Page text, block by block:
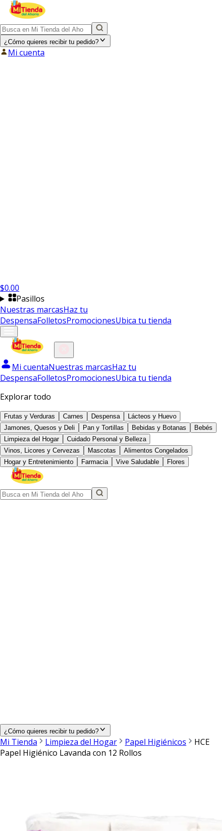
¿Cómo quieres recibir tu pedido?
Mi cuenta
$0.00
Pasillos
Nuestras marcasHaz tu
DespensaFolletosPromocionesUbica tu tienda
Mi cuentaNuestras marcasHaz tu
DespensaFolletosPromocionesUbica tu tienda
Explorar todo
Frutas y Verduras Carnes Despensa
Lácteos y Huevo
Jamones, Quesos y Deli
Pan y Tortillas Bebidas y Botanas
Bebés
Limpieza del Hogar
Cuidado Personal y Belleza
Vinos, Licores y Cervezas
Mascotas
Alimentos Congelados
Hogar y Entretenimiento
Farmacia Vive Saludable Flores
¿Cómo quieres recibir tu pedido?
Mi Tienda Limpieza del Hogar Papel Higiénicos
HCE
Papel Higiénico Lavanda con 12 Rollos